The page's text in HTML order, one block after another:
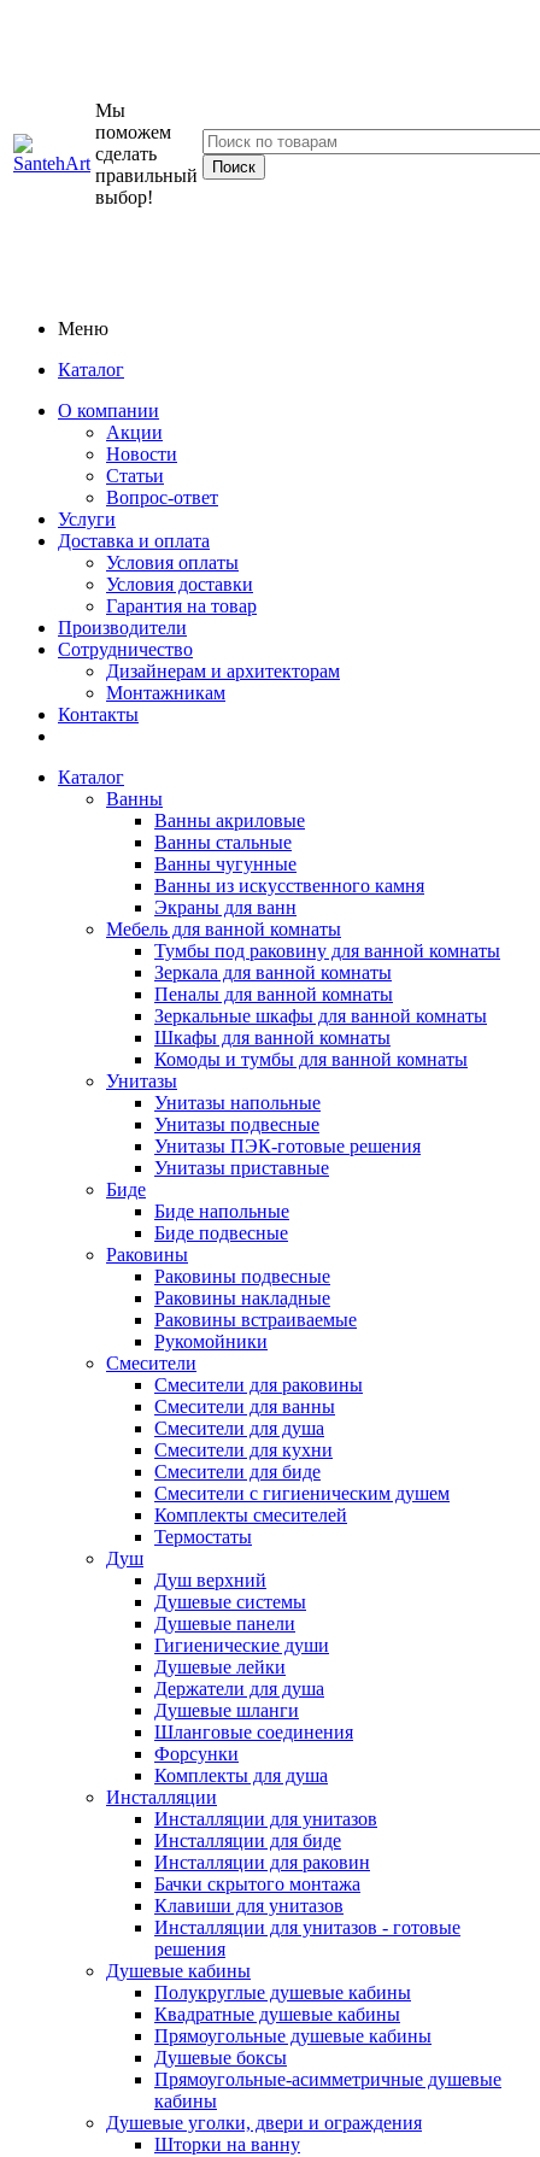
Мы
поможем
сделать
правильный
выбор!
Меню
Каталог
О компании
Акции
Новости
Статьи
Вопрос-ответ
Услуги
Доставка и оплата
Условия оплаты
Условия доставки
Гарантия на товар
Производители
Сотрудничество
Дизайнерам и архитекторам
Монтажникам
Контакты
Каталог
Ванны
Ванны акриловые
Ванны стальные
Ванны чугунные
Ванны из искусственного камня
Экраны для ванн
Мебель для ванной комнаты
Тумбы под раковину для ванной комнаты
Зеркала для ванной комнаты
Пеналы для ванной комнаты
Зеркальные шкафы для ванной комнаты
Шкафы для ванной комнаты
Комоды и тумбы для ванной комнаты
Унитазы
Унитазы напольные
Унитазы подвесные
Унитазы ПЭК-готовые решения
Унитазы приставные
Биде
Биде напольные
Биде подвесные
Раковины
Раковины подвесные
Раковины накладные
Раковины встраиваемые
Рукомойники
Смесители
Смесители для раковины
Смесители для ванны
Смесители для душа
Смесители для кухни
Смесители для биде
Смесители с гигиеническим душем
Комплекты смесителей
Термостаты
Душ
Душ верхний
Душевые системы
Душевые панели
Гигиенические души
Душевые лейки
Держатели для душа
Душевые шланги
Шланговые соединения
Форсунки
Комплекты для душа
Инсталляции
Инсталляции для унитазов
Инсталляции для биде
Инсталляции для раковин
Бачки скрытого монтажа
Клавиши для унитазов
Инсталляции для унитазов - готовые
решения
Душевые кабины
Полукруглые душевые кабины
Квадратные душевые кабины
Прямоугольные душевые кабины
Душевые боксы
Прямоугольные-асимметричные душевые
кабины
Душевые уголки, двери и ограждения
Шторки на ванну